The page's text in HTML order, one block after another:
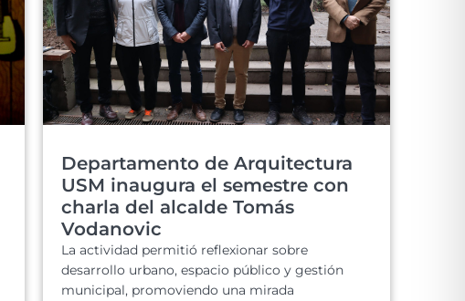
Departamento de Arquitectura
USM inaugura el semestre con
charla del alcalde Tomás
Vodanovic
La actividad permitió reflexionar sobre
desarrollo urbano, espacio público y gestión
municipal, promoviendo una mirada